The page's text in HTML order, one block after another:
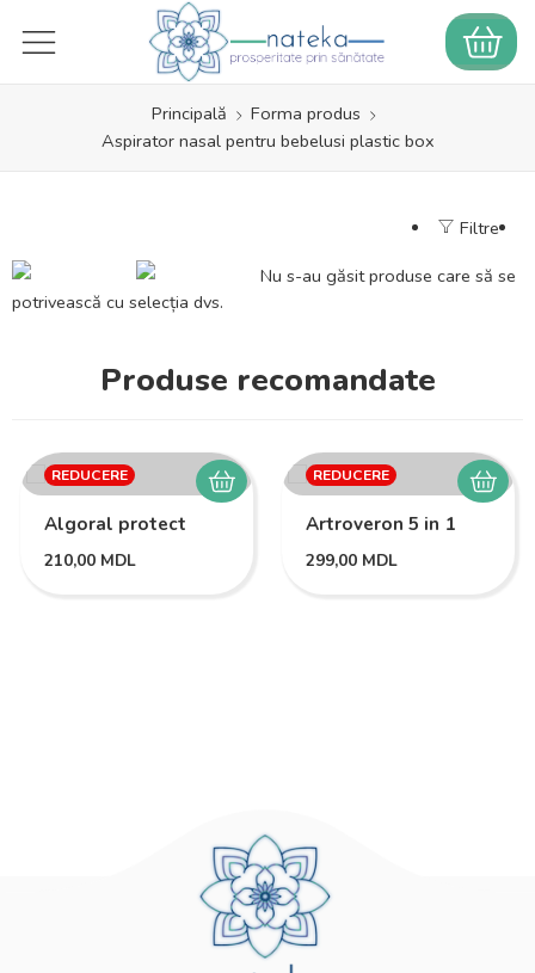
Principală
Forma produs
Aspirator nasal pentru bebelusi plastic box
Filtre
Nu s-au găsit produse care să se
potrivească cu selecția dvs.
Produse recomandate
REDUCERE
Algoral protect
210,00 MDL
REDUCERE
Artroveron 5 in 1
299,00 MDL